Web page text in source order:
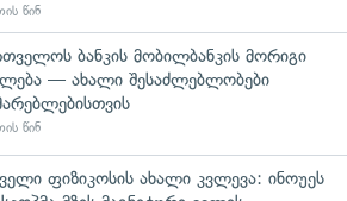
წინ
ბანკის მობილბანკის მორიგი
— ახალი შესაძლებლობები
წინ
ფიზიკოსის ახალი კვლევა: ინოუეს